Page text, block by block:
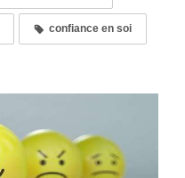
confiance en soi